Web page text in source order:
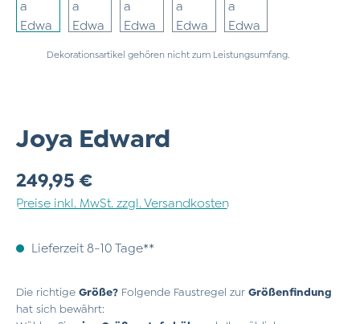
Dekorationsartikel gehören nicht zum Leistungsumfang.
Joya Edward
Regulärer Preis:
249,95 €
Preise inkl. MwSt. zzgl. Versandkosten
Lieferzeit 8-10 Tage**
Die richtige Größe? Folgende Faustregel zur Größenfindung
hat sich bewährt: